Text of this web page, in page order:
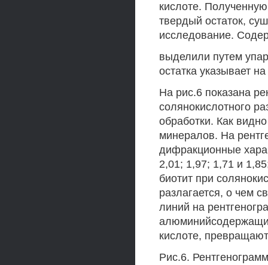
кислоте.
твердый остаток,
исследование.
выделили путем
остатка указывает
На рис.6 показана
солянокислотного
обработки. Как
минералов. На
дифракционные
2,01; 1,97; 1,71 и
биотит при
разлагается, о чем
линий на
кислоте,
Рис.6.